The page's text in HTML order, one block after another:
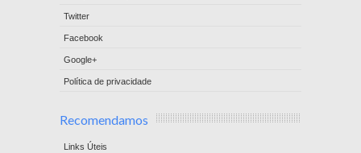
Twitter
Facebook
Google+
Política de privacidade
Recomendamos
Links Úteis